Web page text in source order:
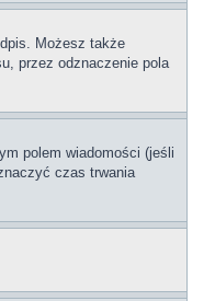
Możesz także
przez odznaczenie pola
polem wiadomości (jeśli
czas trwania